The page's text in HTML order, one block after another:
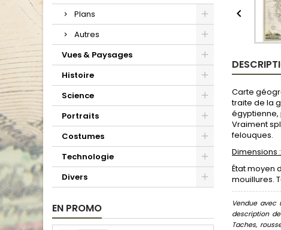
Plans
Autres
Vues & Paysages
Histoire
Science
Portraits
Costumes
Technologie
Divers
EN PROMO

Carte
traite de la
égyptienne,
Vraiment
felouques.
Dimensions
État moyen
mouillures.
Vendue
description
Taches,